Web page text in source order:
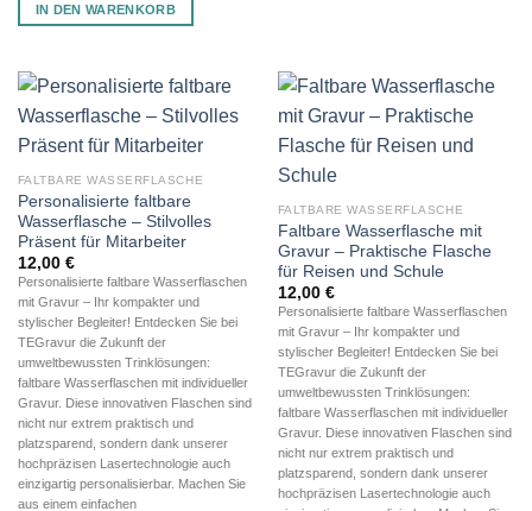
IN DEN WARENKORB
FALTBARE WASSERFLASCHE
Personalisierte faltbare
Wasserflasche – Stilvolles
Präsent für Mitarbeiter
12,00 €
Personalisierte faltbare Wasserflaschen
mit Gravur – Ihr kompakter und
stylischer Begleiter! Entdecken Sie bei
TEGravur die Zukunft der
umweltbewussten Trinklösungen:
faltbare Wasserflaschen mit individueller
Gravur. Diese innovativen Flaschen sind
nicht nur extrem praktisch und
platzsparend, sondern dank unserer
hochpräzisen Lasertechnologie auch
einzigartig personalisierbar. Machen Sie
aus einem einfachen
FALTBARE WASSERFLASCHE
Faltbare Wasserflasche mit
Gravur – Praktische Flasche
für Reisen und Schule
12,00 €
Personalisierte faltbare Wasserflaschen
mit Gravur – Ihr kompakter und
stylischer Begleiter! Entdecken Sie bei
TEGravur die Zukunft der
umweltbewussten Trinklösungen:
faltbare Wasserflaschen mit individueller
Gravur. Diese innovativen Flaschen sind
nicht nur extrem praktisch und
platzsparend, sondern dank unserer
hochpräzisen Lasertechnologie auch